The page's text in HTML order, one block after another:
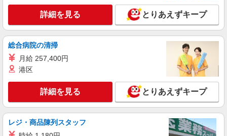
株式会社ケーズホールディングス
【2027年新卒採用】接客・販売スタッフ
【大卒】 基本給 260,000円 【短
大・専門卒】 基本給 240,000円 ※上記は2026
年4月実績。 ・各種手当 役職、通勤、時間外、家
※平
均年収570万円 ※平均勤続年数17年以上
店舗名：稲城若葉台店 住所：東京都稲城市若
葉台2丁目10番2 ※入社後は必ず、通勤圏内の店舗
へ配属 ※入社時の人員状況により、近隣の他店舗
へ配属される可能性がございます。 ※入社数年後
は、関東全域（茨城県、東京都、千葉県、埼玉
県、神奈川県、栃木県、群馬県）及び山梨県内で
の転居を伴う転勤があります。
キープ 詳細を見る
正社員
株式会社ケーズホールディングス
詳細を見る とりあえずキープ
総合病院の清掃
月給 257,400円
港区
詳細を見る とりあえずキープ
レジ・商品陳列スタッフ